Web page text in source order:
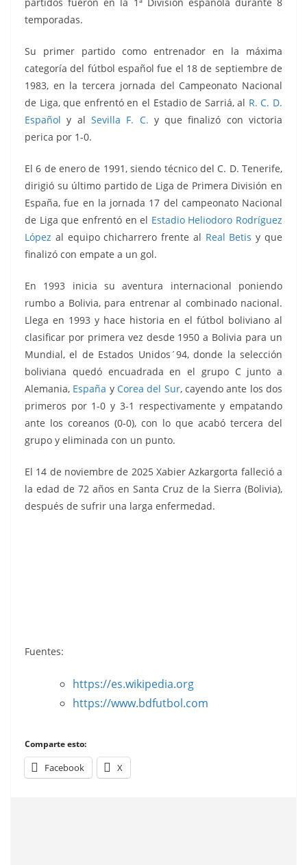
temporadas.
Su primer partido como entrenador en la máxima
categoría del fútbol español fue el 18 de septiembre de
1983, en la tercera jornada del Campeonato Nacional
de Liga, que enfrentóen el Estadio de Sarriá, al R. C. D.
Español y al Sevilla F. C. y que finalizó con victoria
perica por 1-0.
El 6 de enero de 1991, siendo técnico del C. D. Tenerife,
dirigió su último partido de Liga de Primera División en
España, fue en la jornada 17 del campeonato Nacional
de Liga que enfrentó en el Estadio Heliodoro Rodríguez
López al equipo chicharrero frente al Real Betis y que
finalizó con empate a un gol.
En 1993 inicia su aventura internacional poniendo
rumbo a Bolivia, para entrenar al combinado nacional.
Llega en 1993 y hace historia en el fútbol boliviano al
clasificar por primera vez desde 1950 a Bolivia para un
Mundial, el de Estados Unidos´94, donde la selección
boliviana quedó encuadrada en el grupo C junto a
Alemania, España yCorea del Sur, cayendo ante los dos
primeros por 1-0 y 3-1 respectivamente y empatando
ante los coreanos (0-0), con lo que acabó tercera del
grupo y eliminada con un punto.
El 14 de noviembre de 2025 Xabier Azkargorta falleció a
la edad de 72 años en Santa Cruz de la Sierra (Bolivia),
después de sufrir una larga enfermedad.
Español).
Este.
Fuentes:
https://es.wikipedia.org
https://www.bdfutbol.com
Comparte esto:
Facebook X